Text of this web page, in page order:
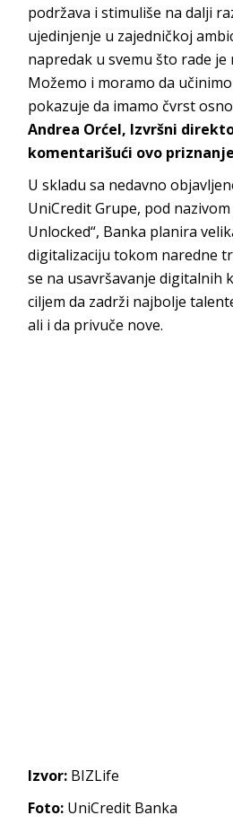
podržava i stimuliše na dalji
ujedinjenje u zajedničkoj
napredak u svemu što rade
Možemo i moramo da
pokazuje da imamo čvrst
Andrea Orćel, Izvršni
komentarišući ovo
U skladu sa nedavno
UniCredit Grupe, pod
Unlocked“, Banka planira
digitalizaciju tokom naredne
se na usavršavanje digitalnih
ciljem da zadrži najbolje
ali i da privuče nove.
Izvor: BIZLife
Foto: UniCredit Banka